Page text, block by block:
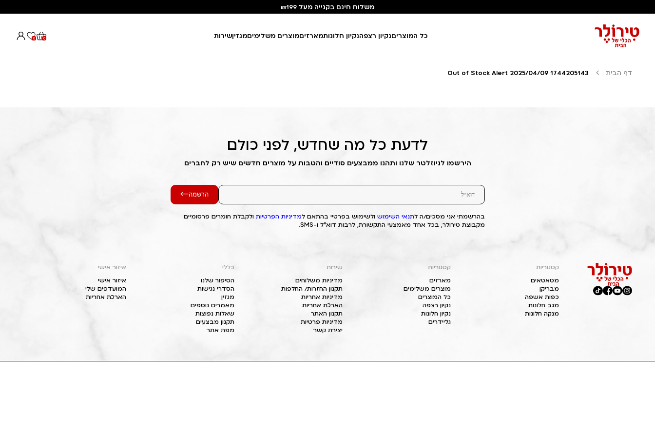
משלוח חינם בקנייה מעל ₪199
כל המוצריםנקיון רצפהנקיון חלונותמארזיםמוצרים משלימיםמגזיןשירות 0
0
דף הבית Out of Stock Alert 2025/04/09 1744205143
לדעת כל מה שחדש, לפני כולם
הירשמו לניוזלטר שלנו ותהנו ממבצעים סודיים והטבות על מוצרים חדשים שיש רק לחברים
הרשמה
בהרשמתי אני מסכים/ה לתנאי השימוש ולשימוש בפרטיי בהתאם למדיניות הפרטיות ולקבלת חומרים פרסומיים
מקבוצת טירולר, בכל אחד מאמצעי התקשורת, לרבות דוא"ל ו-SMS.
קטגוריות
מטאטאים
מבריקן
כפות אשפה
מגב חלונות
מנקה חלונות
קטגוריות
מארזים
מוצרים משלימים
כל המוצרים
נקיון רצפה
נקיון חלונות
גליידרים
שירות
מדיניות משלוחים
תקנון החזרות/ החלפות
מדיניות אחריות
הארכת אחריות
תקנון האתר
מדיניות פרטיות
יצירת קשר
כללי
הסיפור שלנו
הסדרי נגישות
מגזין
מאמרים נוספים
שאלות נפוצות
תקנון מבצעים
מפת אתר
איזור אישי
איזור אישי
המועדפים שלי
הארכת אחריות